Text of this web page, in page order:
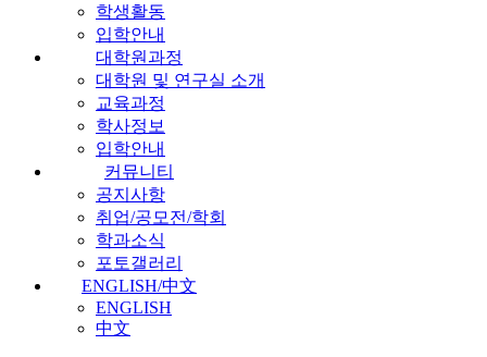
학생활동
입학안내
대학원과정
대학원 및 연구실 소개
교육과정
학사정보
입학안내
커뮤니티
공지사항
취업/공모전/학회
학과소식
포토갤러리
ENGLISH/中文
ENGLISH
中文